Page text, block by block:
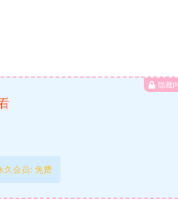
隐藏
久会员: 免费